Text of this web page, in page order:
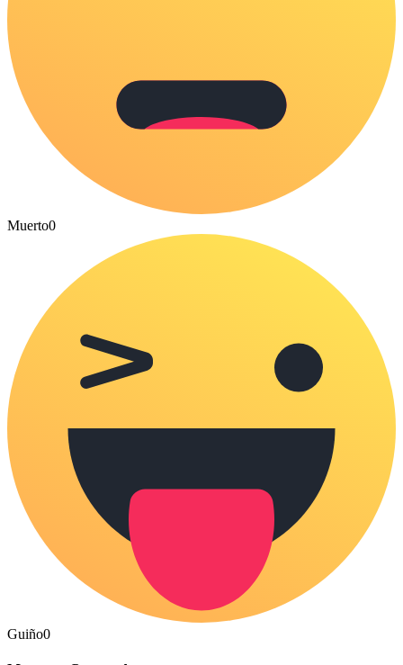
Muerto0
Guiño0